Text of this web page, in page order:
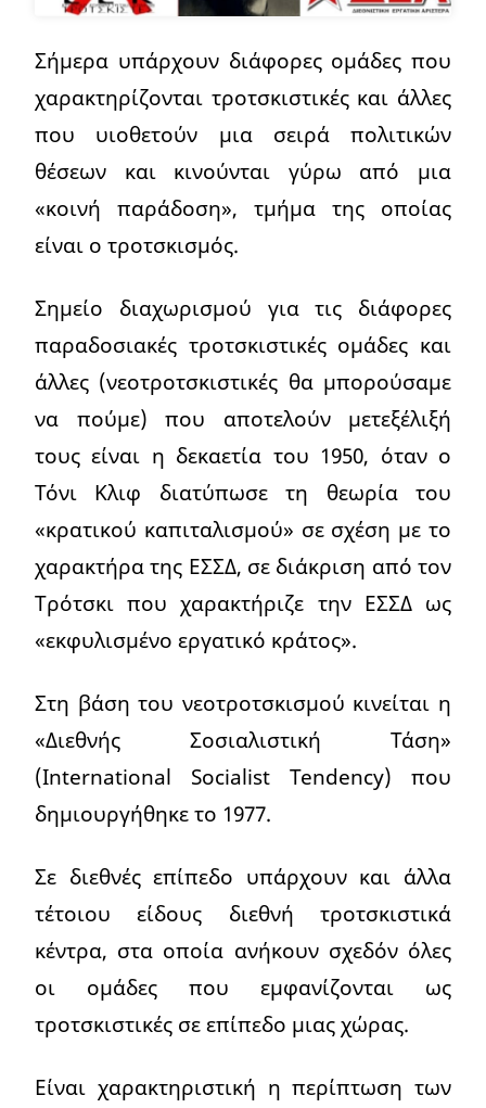
Σήμερα υπάρχουν διάφορες ομάδες που
χαρακτηρίζονται τροτσκιστικές και άλλες
που υιοθετούν μια σειρά πολιτικών
θέσεων και κινούνται γύρω από μια
«κοινή παράδοση», τμήμα της οποίας
είναι ο τροτσκισμός.
Σημείο διαχωρισμού για τις διάφορες
παραδοσιακές τροτσκιστικές ομάδες και
άλλες (νεοτροτσκιστικές θα μπορούσαμε
να πούμε) που αποτελούν μετεξέλιξή
τους είναι η δεκαετία του 1950, όταν ο
Τόνι Κλιφ διατύπωσε τη θεωρία του
«κρατικού καπιταλισμού» σε σχέση με το
χαρακτήρα της ΕΣΣΔ, σε διάκριση από τον
Τρότσκι που χαρακτήριζε την ΕΣΣΔ ως
«εκφυλισμένο εργατικό κράτος».
Στη βάση του νεοτροτσκισμού κινείται η
«Διεθνής Σοσιαλιστική Τάση»
(International Socialist Tendency) που
δημιουργήθηκε το 1977.
Σε διεθνές επίπεδο υπάρχουν και άλλα
τέτοιου είδους διεθνή τροτσκιστικά
κέντρα, στα οποία ανήκουν σχεδόν όλες
οι ομάδες που εμφανίζονται ως
τροτσκιστικές σε επίπεδο μιας χώρας.
Είναι χαρακτηριστική η περίπτωση των